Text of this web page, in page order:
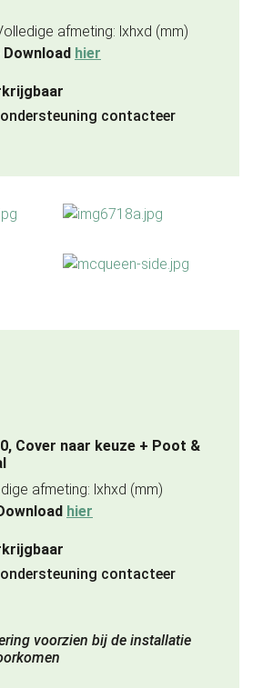
afmeting: lxhxd (mm)
Download hier
contacteer
Cover naar keuze + Poot &
afmeting: lxhxd (mm)
hier
contacteer
voorzien bij de installatie